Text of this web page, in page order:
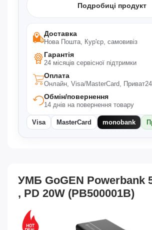
Подробиці продукт
Доставка
Нова Пошта, Кур'єр, самовивіз
Гарантія
24 місяців сервісної підтримки
Оплата
Онлайн, Visa/MasterCard, Приват24
Обмін/повернення
14 днів на повернення товару
Visa MasterCard monobank
УМБ GoGEN Powerbank
, PD 20W (PB500001B)